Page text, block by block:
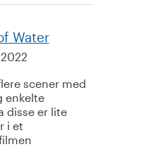
Water
scener med
enkelte
disse er lite
i et